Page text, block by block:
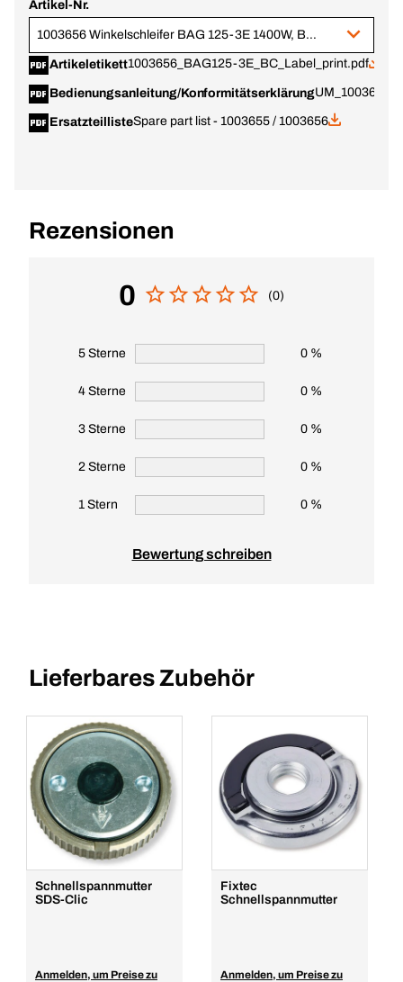
Artikel-Nr.
1003656 Winkelschleifer BAG 125-3E 1400W, BC+
Artikeletikett1003656_BAG125-3E_BC_Label_print.pdf
Bedienungsanleitung/Konformitätserklärung
ErsatzteillisteSpare part list - 1003655 / 1003656
Rezensionen
0 (0)
5 Sterne 0 %
4 Sterne 0 %
3 Sterne 0 %
2 Sterne 0 %
1 Stern 0 %
Bewertung schreiben
Lieferbares Zubehör
Schnellspannmutter
SDS-Clic
Anmelden, um Preise zu
Fixtec
Schnellspannmutter
Anmelden, um Preise zu